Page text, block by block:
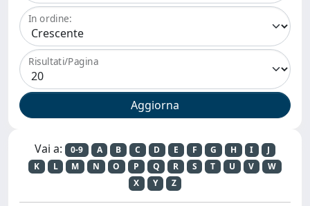
In ordine:
Risultati/Pagina
Vai a: 0-9 A B C D E F G H I
J
K
L M N O P Q R S T U V
W
X
Y Z